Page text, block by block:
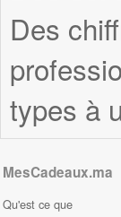
Des
types à
MesCadeaux.ma
Qu'est ce que